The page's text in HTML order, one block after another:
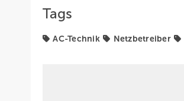
Tags
AC-Technik Netzbetreiber